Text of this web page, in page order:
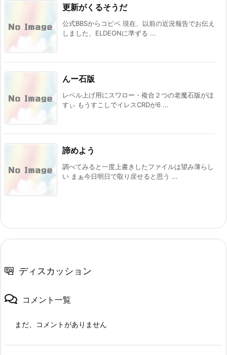
更新がくるそうだ
公式BBSからコピペ 現在、以前の近況報告でお伝え
しました、ELDEONに準ずる ...
んー石版
レベル上げ用にスワロー・複合２つの老魔石版がほ
すぃ もうすこしでイレスCRDが6 ...
諦めよう
調べてみると一度上書きしたファイルは望み薄らし
い まぁ今日明日で取り戻せると思う ...
ディスカッション
コメント一覧
まだ、コメントがありません